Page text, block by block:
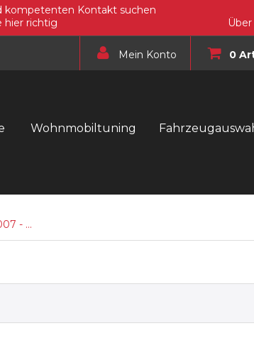
kompetenten Kontakt suchen
hier richtig
Mein Konto 0
Wohnmobiltuning
- ...